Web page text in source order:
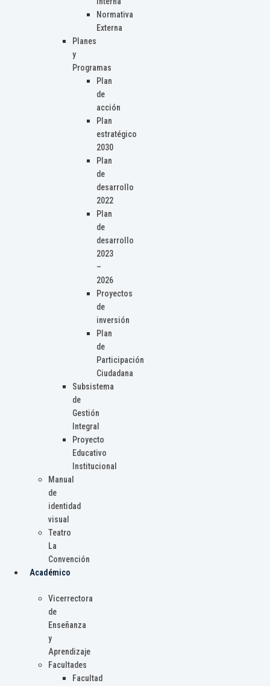
Normativa
Externa
Planes
y
Programas
Plan
de
acción
Plan
estratégico
2030
Plan
de
desarrollo
2022
Plan
de
desarrollo
2023
–
2026
Proyectos
de
inversión
Plan
de
Participación
Ciudadana
Subsistema
de
Gestión
Integral
Proyecto
Educativo
Institucional
Manual
de
identidad
visual
Teatro
La
Convención
Académico
Vicerrectora
de
Enseñanza
y
Aprendizaje
Facultades
Facultad